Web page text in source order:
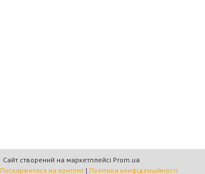
Сайт створений на маркетплейсі Prom.ua
Поскаржитися на контент | Політика конфіденційності